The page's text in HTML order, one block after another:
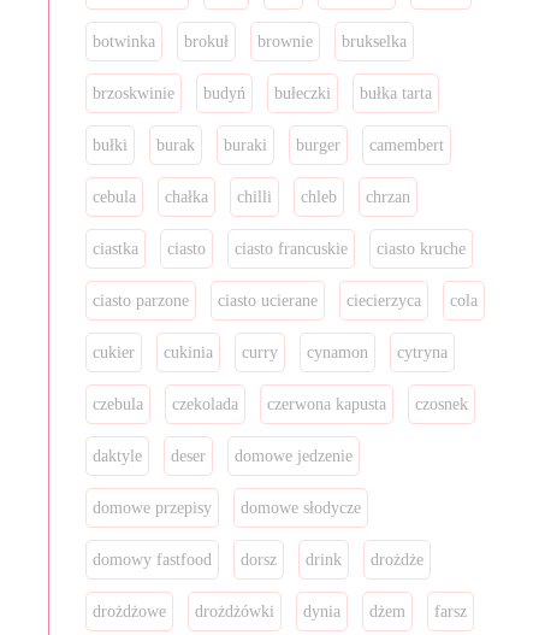
botwinka brokuł brownie brukselka
brzoskwinie budyń bułeczki bułka tarta
bułki burak buraki burger camembert
cebula chałka chilli chleb chrzan
ciastka ciasto ciasto francuskie ciasto kruche
ciasto parzone ciasto ucierane ciecierzyca cola
cukier cukinia curry cynamon cytryna
czebula czekolada czerwona kapusta czosnek
daktyle deser domowe jedzenie
domowe przepisy domowe słodycze
domowy fastfood dorsz drink drożdże
drożdżowe drożdżówki dynia dżem farsz